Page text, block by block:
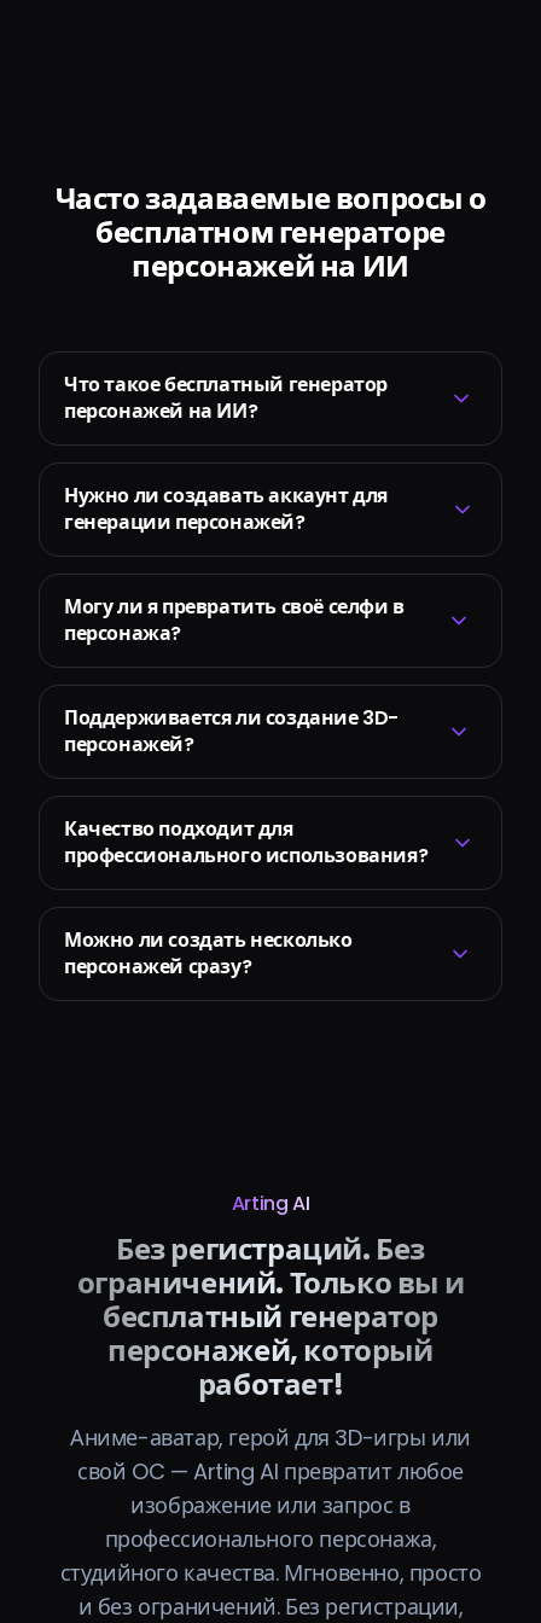
Часто задаваемые вопросы о
бесплатном генераторе
персонажей на ИИ
Что такое бесплатный генератор
персонажей на ИИ?
Нужно ли создавать аккаунт для
генерации персонажей?
Могу ли я превратить своё селфи в
персонажа?
Поддерживается ли создание 3D-
персонажей?
Качество подходит для
профессионального использования?
Можно ли создать несколько
персонажей сразу?
Arting AI
Без регистраций. Без
ограничений. Только вы и
бесплатный генератор
персонажей, который
работает!
Аниме-аватар, герой для 3D-игры или
свой OC — Arting AI превратит любое
изображение или запрос в
профессионального персонажа,
студийного качества. Мгновенно, просто
и без ограничений. Без регистрации,